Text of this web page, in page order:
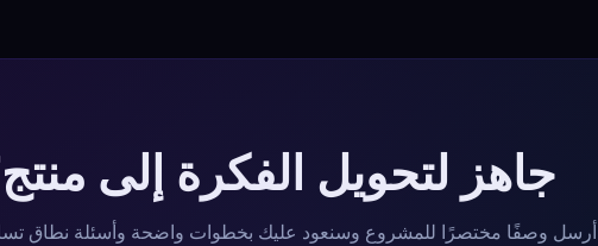
جاهز لتحويل الفكرة إلى
أرسل وصفًا مختصرًا للمشروع وسنعود عليك بخطوات واضحة وأسئلة نطاق